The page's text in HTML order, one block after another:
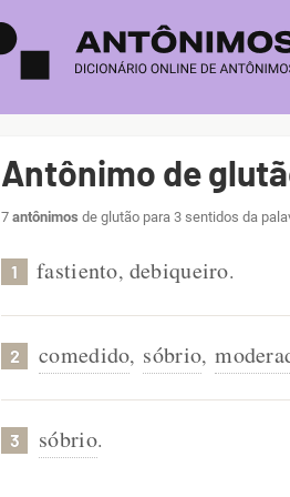
Antônimo de
7 antônimos de glutão para 3 sentidos da
1 fastiento, debiqueiro.
2 comedido, sóbrio,
3 sóbrio.